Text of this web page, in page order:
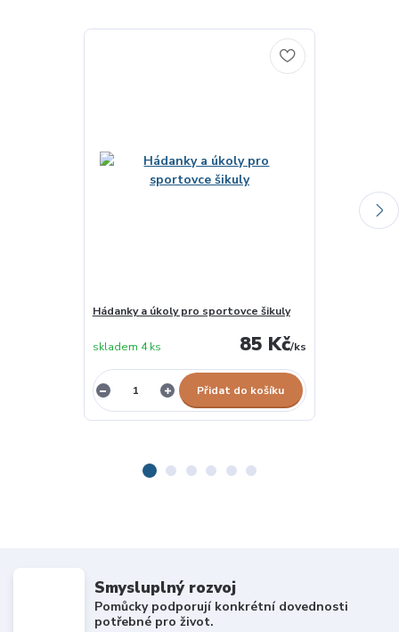
Hádanky a úkoly pro sportovce šikuly
85 Kč/ks
skladem 4 ks
Přidat do košíku
Smysluplný rozvoj
Pomůcky podporují konkrétní dovednosti
potřebné pro život.